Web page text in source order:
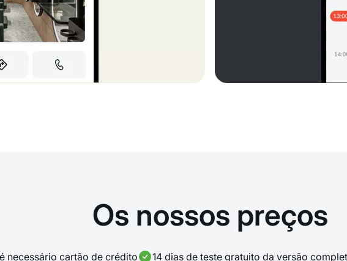
Os nossos preços
necessário cartão de crédito 14 dias de teste gratuito da versão